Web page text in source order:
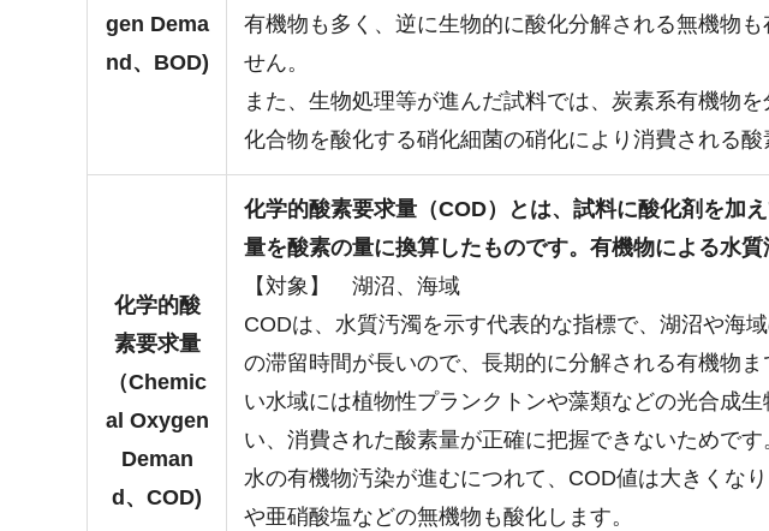
gen Dema
nd、BOD)
有機物も多く、逆に生物的に酸化分解される無機物
せん。
また、生物処理等が進んだ試料では、炭素系有機物
化合物を酸化する硝化細菌の硝化により消費される
化学的酸
素要求量
（Chemic
al Oxygen
Deman
d、COD)
化学的酸素要求量（COD）
とは、試料に酸化剤を加
量を酸素の量に換算したものです。有機物による水質
【対象】 湖沼、海域
CODは、水質汚濁を示す代表的な指標で、湖沼や海
の滞留時間が長いので、長期的に分解される有機物
い水域には植物性プランクトンや藻類などの光合成
い、消費された酸素量が正確に把握できないためです
水の有機物汚染が進むにつれて、COD値は大きくな
や亜硝酸塩などの無機物も酸化します。